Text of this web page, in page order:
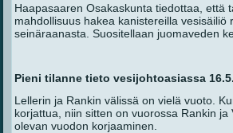
Haapasaaren Osakaskunta tiedottaa, että
mahdollisuus hakea kanistereilla vesisäiliö
seinäraanasta. Suositellaan juomaveden
Pieni tilanne tieto vesijohtoasiassa
Lellerin ja Rankin välissä on vielä vuoto.
korjattua, niin sitten on vuorossa Rankin ja
olevan vuodon korjaaminen.